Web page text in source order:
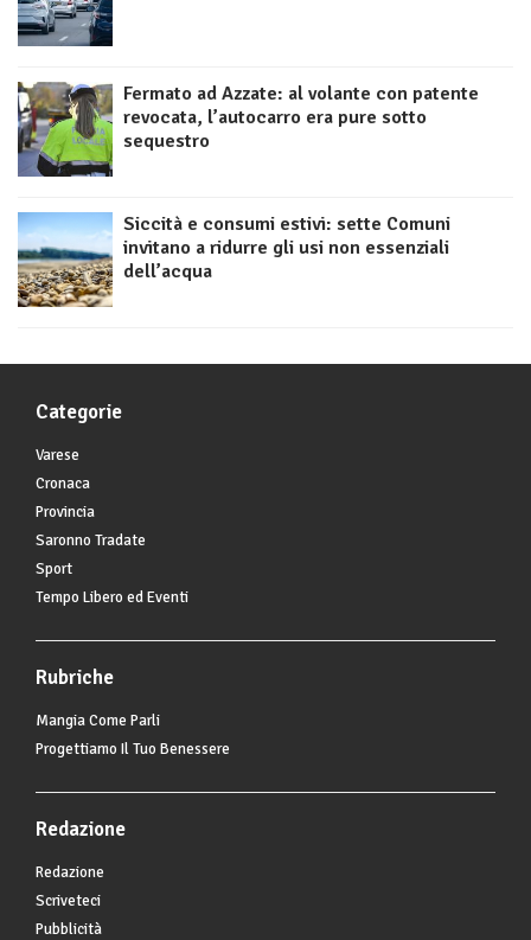
Fermato ad Azzate: al volante con patente
revocata, l’autocarro era pure sotto
sequestro
Siccità e consumi estivi: sette Comuni
invitano a ridurre gli usi non essenziali
dell’acqua
Categorie
Varese
Cronaca
Provincia
Saronno Tradate
Sport
Tempo Libero ed Eventi
Rubriche
Mangia Come Parli
Progettiamo Il Tuo Benessere
Redazione
Redazione
Scriveteci
Pubblicità